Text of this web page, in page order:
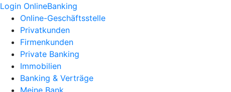
Login OnlineBanking
Online-Geschäftsstelle
Privatkunden
Firmenkunden
Private Banking
Immobilien
Banking & Verträge
Meine Bank